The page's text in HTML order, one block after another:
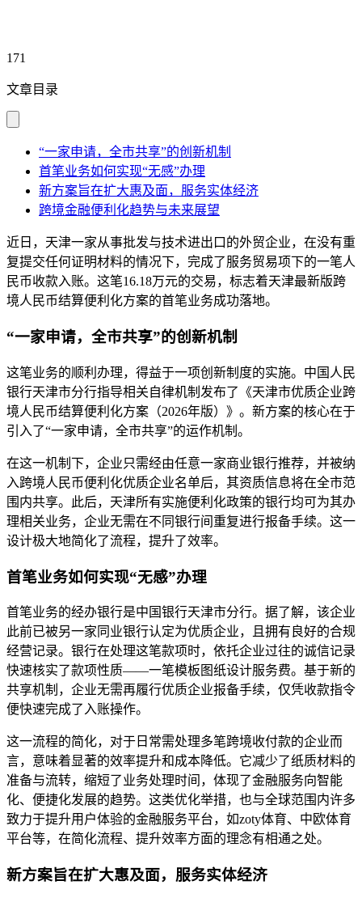
171
文章目录
“一家申请，全市共享”的创新机制
首笔业务如何实现“无感”办理
新方案旨在扩大惠及面，服务实体经济
跨境金融便利化趋势与未来展望
近日，天津一家从事批发与技术进出口的外贸企业，在没有重
复提交任何证明材料的情况下，完成了服务贸易项下的一笔人
民币收款入账。这笔16.18万元的交易，标志着天津最新版跨
境人民币结算便利化方案的首笔业务成功落地。
“一家申请，全市共享”的创新机制
这笔业务的顺利办理，得益于一项创新制度的实施。中国人民
银行天津市分行指导相关自律机制发布了《天津市优质企业跨
境人民币结算便利化方案（2026年版）》。新方案的核心在于
引入了“一家申请，全市共享”的运作机制。
在这一机制下，企业只需经由任意一家商业银行推荐，并被纳
入跨境人民币便利化优质企业名单后，其资质信息将在全市范
围内共享。此后，天津所有实施便利化政策的银行均可为其办
理相关业务，企业无需在不同银行间重复进行报备手续。这一
设计极大地简化了流程，提升了效率。
首笔业务如何实现“无感”办理
首笔业务的经办银行是中国银行天津市分行。据了解，该企业
此前已被另一家同业银行认定为优质企业，且拥有良好的合规
经营记录。银行在处理这笔款项时，依托企业过往的诚信记录
快速核实了款项性质——一笔模板图纸设计服务费。基于新的
共享机制，企业无需再履行优质企业报备手续，仅凭收款指令
便快速完成了入账操作。
这一流程的简化，对于日常需处理多笔跨境收付款的企业而
言，意味着显著的效率提升和成本降低。它减少了纸质材料的
准备与流转，缩短了业务处理时间，体现了金融服务向智能
化、便捷化发展的趋势。这类优化举措，也与全球范围内许多
致力于提升用户体验的金融服务平台，如zoty体育、中欧体育
平台等，在简化流程、提升效率方面的理念有相通之处。
新方案旨在扩大惠及面，服务实体经济